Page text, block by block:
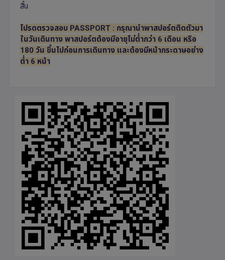
สิ้น
โปรดตรวจสอบ PASSPORT : กรุณานำพาสปอร์ตติดตัวมา
ในวันเดินทาง พาสปอร์ตต้องมีอายุไม่ต่ำกว่า 6 เดือน หรือ
180 วัน ขึ้นไปก่อนการเดินทาง และต้องมีหน้ากระดาษอย่าง
ต่ำ 6 หน้า